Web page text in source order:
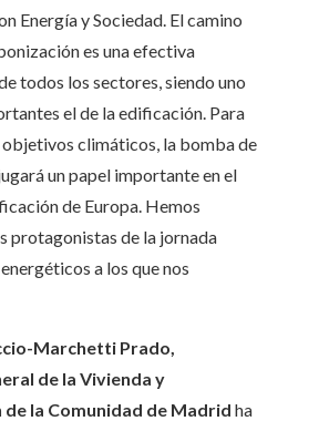
Energía y Sociedad. El camino
es una efectiva
todos los sectores, siendo uno
el de la edificación. Para
climáticos, la bomba de
un papel importante en el
de Europa. Hemos
protagonistas de la jornada
a los que nos
Marchetti Prado,
de la Vivienda y
la Comunidad de Madrid ha